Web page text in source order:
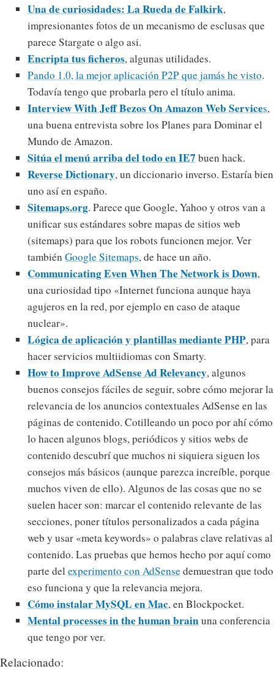
Una de curiosidades: La Rueda de Falkirk,
impresionantes fotos de un mecanismo de esclusas que
parece Stargate o algo asi.
Encripta tus ficheros, algunas utilidades.
Pando 1.0, la mejor aplicación P2P que jamás he visto.
Todavía tengo que probarla pero el título anima.
Interview With Jeff Bezos On Amazon Web Services,
una buena entrevista sobre los Planes para Dominar el
Mundo de Amazon.
Sitúa el menú arriba del todo en IE7 buen hack.
Reverse Dictionary, un diccionario inverso. Estaría bien
uno así en españo.
Sitemaps.org. Parece que Google, Yahoo y otros van a
unificar sus estándares sobre mapas de sitios web
(sitemaps) para que los robots funcionen mejor. Ver
tambiénGoogle Sitemaps, de hace un año.
Communicating Even When The Network is Down,
una curiosidad tipo «Internet funciona aunque haya
agujeros en la red, por ejemplo en caso de ataque
nuclear».
Lógica de aplicación y plantillas mediante PHP, para
hacer servicios multiidiomas con Smarty.
How to Improve AdSense Ad Relevancy, algunos
buenos consejos fáciles de seguir, sobre cómo mejorar la
relevancia de los anuncios contextuales AdSense en las
páginas de contenido. Cotilleando un poco por ahí cómo
lo hacen algunos blogs, periódicos y sitios webs de
contenido descubrí que muchos ni siquiera siguen los
consejos más básicos (aunque parezca increíble, porque
muchos viven de ello). Algunos de las cosas que no se
suelen hacer son: marcar el contenido relevante de las
secciones, poner títulos personalizados a cada página
web y usar «meta keywords» o palabras clave relativas al
contenido. Las pruebas que hemos hecho por aquí como
parte delexperimento con AdSensedemuestran que todo
eso funciona y que la relevancia mejora.
Cómo instalar MySQL en Mac, en Blockpocket.
Mental processes in the human brainuna conferencia
que tengo por ver.
Relacionado: